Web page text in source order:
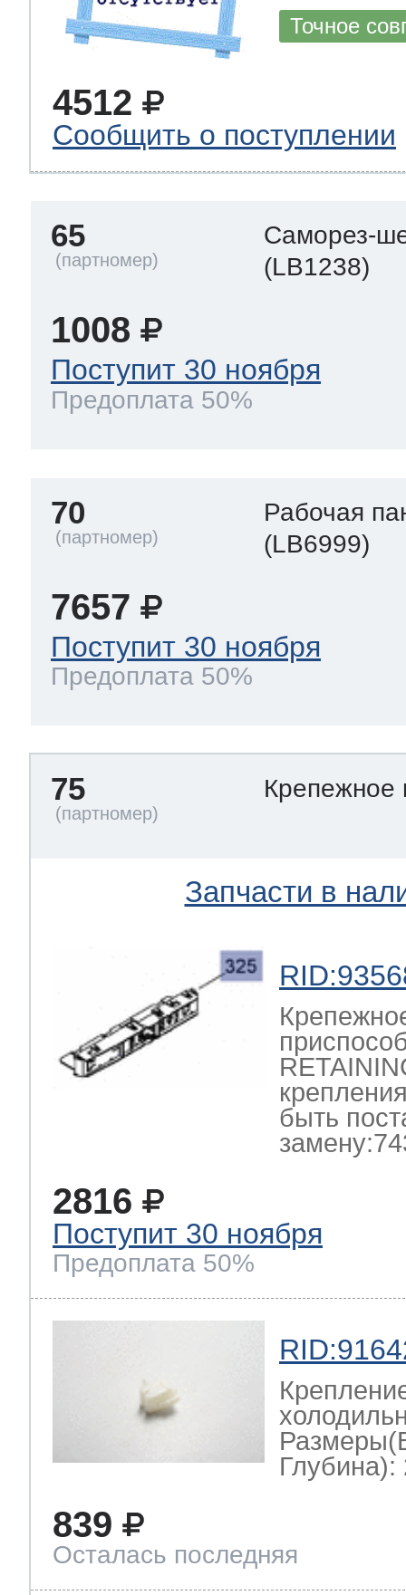
Точное
4512
Сообщить о поступлении
65
Саморез-
(LB1238)
1008
Поступит 30 ноября
Предоплата 50%
70
Рабочая
(LB6999)
7657
Поступит 30 ноября
Предоплата 50%
75 Крепежное
Запчасти в
быть
2816
Поступит 30 ноября
Предоплата 50%
Глубина):
839
Осталась последняя